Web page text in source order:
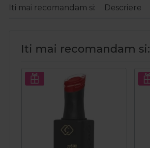
Iti mai recomandam si: Descriere
Iti mai recomandam si: